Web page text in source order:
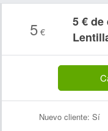
5 €
5 € de
Nuevo cliente: Sí
Nombre:
Correo electrónico: